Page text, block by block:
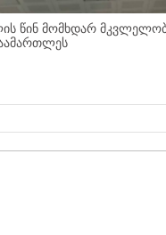
წინ მომხდარ